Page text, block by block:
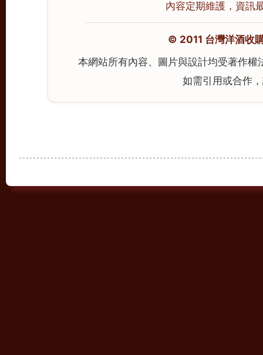
內容定期維護，資訊
© 2011 台灣洋酒收
本網站所有內容、圖片與設計均受著作
如需引用或合作